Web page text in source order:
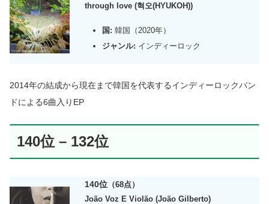
through love (혁오(HYUKOH))
国: 韓国（2020年）
ジャンル: インディーロック
2014年の結成から現在まで韓国を代表するインディーロックバン
ドによる6曲入りEP
140位 – 132位
140位 （68点）
João Voz E Violão (João Gilberto)